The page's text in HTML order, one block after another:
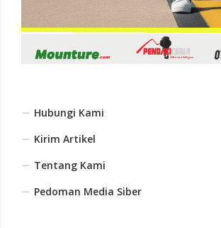
Hubungi Kami
Kirim Artikel
Tentang Kami
Pedoman Media Siber